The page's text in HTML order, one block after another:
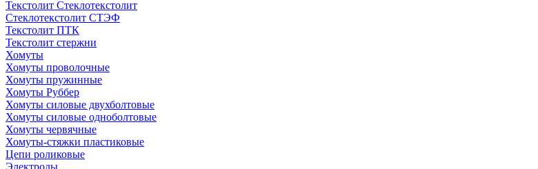
Текстолит Стеклотекстолит
Стеклотекстолит СТЭФ
Текстолит ПТК
Текстолит стержни
Хомуты
Хомуты проволочные
Хомуты пружинные
Хомуты Руббер
Хомуты силовые двухболтовые
Хомуты силовые одноболтовые
Хомуты червячные
Хомуты-стяжки пластиковые
Цепи роликовые
Электроды